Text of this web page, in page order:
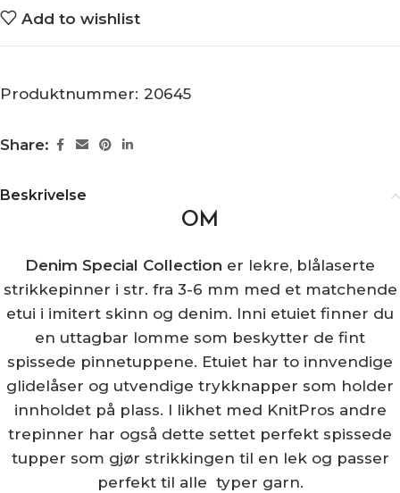
Add to wishlist
Produktnummer: 20645
Share:
Beskrivelse
OM
Denim Special Collection er lekre, blålaserte
strikkepinner i str. fra 3-6 mm med et matchende
etui i imitert skinn og denim. Inni etuiet finner du
en uttagbar lomme som beskytter de fint
spissede pinnetuppene. Etuiet har to innvendige
glidelåser og utvendige trykknapper som holder
innholdet på plass. I likhet med KnitPros andre
trepinner har også dette settet perfekt spissede
tupper som gjør strikkingen til en lek og passer
perfekt til alle typer garn.